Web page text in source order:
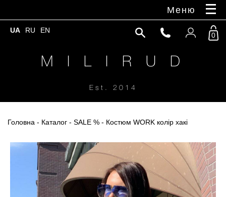
Меню
UA RU EN
M I L I R U D
Est. 2014
0
Головна - Каталог - SALE % - Костюм WORK колір хакі